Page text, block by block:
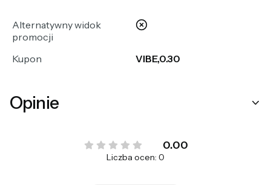
Alternatywny widok
promocji
nie
Kupon VIBE,0.30
Opinie
0.00
Liczba ocen: 0